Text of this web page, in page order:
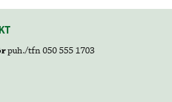
puh./tfn 050 555 1703